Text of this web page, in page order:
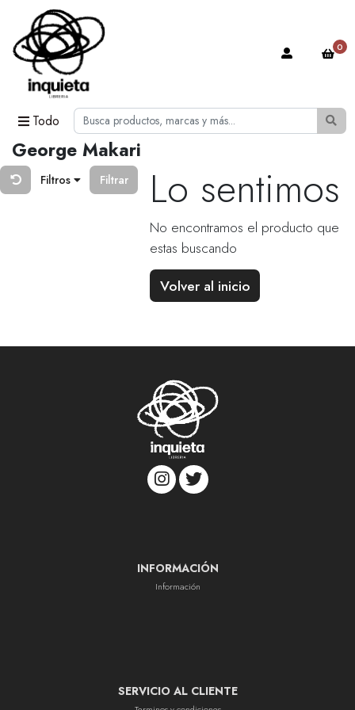
Todo
0
George Makari
Filtros Filtrar Lo sentimos
No encontramos el producto que
estas buscando
Volver al inicio
INFORMACIÓN
Información
SERVICIO AL CLIENTE